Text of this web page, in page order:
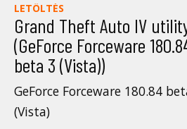
LETÖLTÉS
Grand Theft Auto IV
(GeForce Forceware
beta 3 (Vista))
GeForce Forceware 180.84
(Vista)